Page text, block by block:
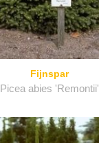
Fijnspar
Picea abies 'Remontii'